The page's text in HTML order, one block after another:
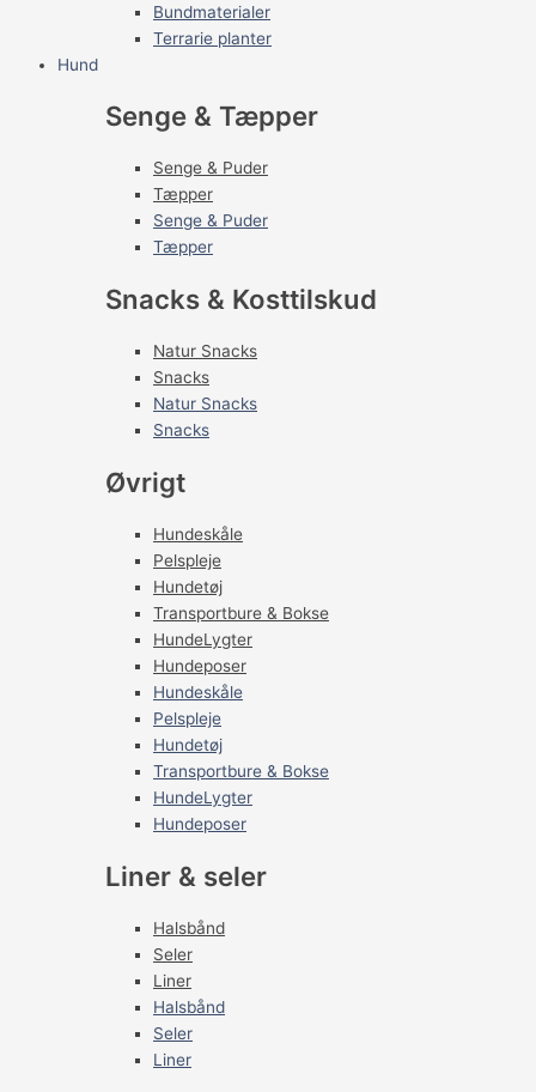
Bundmaterialer
Terrarie planter
Hund
Senge & Tæpper
Senge & Puder
Tæpper
Senge & Puder
Tæpper
Snacks & Kosttilskud
Natur Snacks
Snacks
Natur Snacks
Snacks
Øvrigt
Hundeskåle
Pelspleje
Hundetøj
Transportbure & Bokse
HundeLygter
Hundeposer
Hundeskåle
Pelspleje
Hundetøj
Transportbure & Bokse
HundeLygter
Hundeposer
Liner & seler
Halsbånd
Seler
Liner
Halsbånd
Seler
Liner